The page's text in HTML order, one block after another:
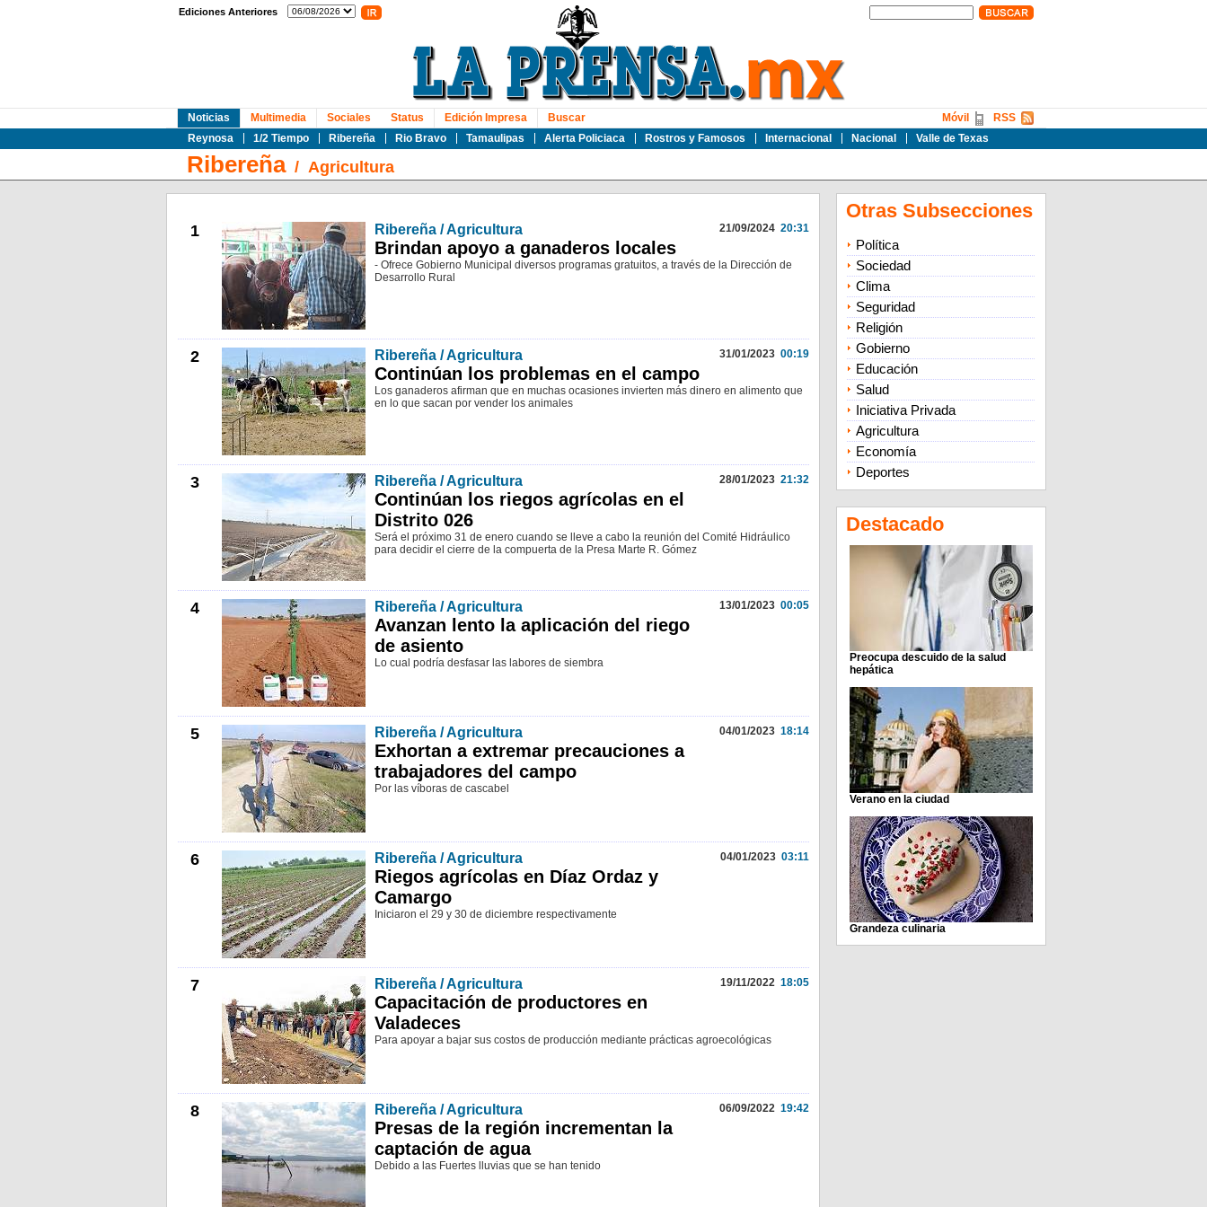
Ediciones Anteriores
Noticias
Reynosa
1/2 Tiempo Ribereña Rio Bravo Tamaulipas Alerta Policiaca Rostros y Famosos Internacional Nacional Valle de Texas
Multimedia Sociales Status Edición Impresa Buscar RSS
Móvil
Ribereña/ Agricultura
1 Ribereña / Agricultura 21/09/202420:31
Brindan apoyo a ganaderos locales
- Ofrece Gobierno Municipal diversos programas gratuitos, a través de la Dirección de
Desarrollo Rural
2 Ribereña / Agricultura 31/01/202300:19
Continúan los problemas en el campo
Los ganaderos afirman que en muchas ocasiones invierten más dinero en alimento que
en lo que sacan por vender los animales
3 Ribereña / Agricultura 28/01/202321:32
Continúan los riegos agrícolas en el
Distrito 026
Será el próximo 31 de enero cuando se lleve a cabo la reunión del Comité Hidráulico
para decidir el cierre de la compuerta de la Presa Marte R. Gómez
4 Ribereña / Agricultura 13/01/202300:05
Avanzan lento la aplicación del riego
de asiento
Lo cual podría desfasar las labores de siembra
5 Ribereña / Agricultura 04/01/202318:14
Exhortan a extremar precauciones a
trabajadores del campo
Por las víboras de cascabel
6 Ribereña / Agricultura 04/01/202303:11
Riegos agrícolas en Díaz Ordaz y
Camargo
Iniciaron el 29 y 30 de diciembre respectivamente
7 Ribereña / Agricultura 19/11/202218:05
Capacitación de productores en
Valadeces
Para apoyar a bajar sus costos de producción mediante prácticas agroecológicas
8 Ribereña / Agricultura 06/09/202219:42
Presas de la región incrementan la
captación de agua
Debido a las Fuertes lluvias que se han tenido
Otras Subsecciones
Política
Sociedad
Clima
Seguridad
Religión
Gobierno
Educación
Salud
Iniciativa Privada
Agricultura
Economía
Deportes
Destacado
Preocupa descuido de la salud
hepática
Verano en la ciudad
Grandeza culinaria